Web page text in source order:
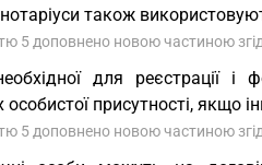
також
5 доповнено новою частиною
для реєстрації
присутності, якщо
5 доповнено новою частиною